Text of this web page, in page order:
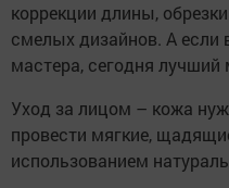
коррекции длины,
смелых дизайнов. А если
мастера, сегодня
Уход за лицом – кожа
провести мягкие,
использованием